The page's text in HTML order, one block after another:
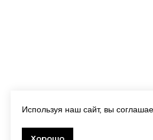
Используя наш сайт, вы
Хорошо